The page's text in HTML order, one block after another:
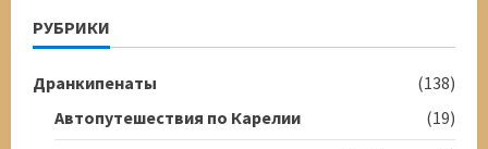
РУБРИКИ
Дранкипенаты
(138)
Автопутешествия по Карелии
(19)